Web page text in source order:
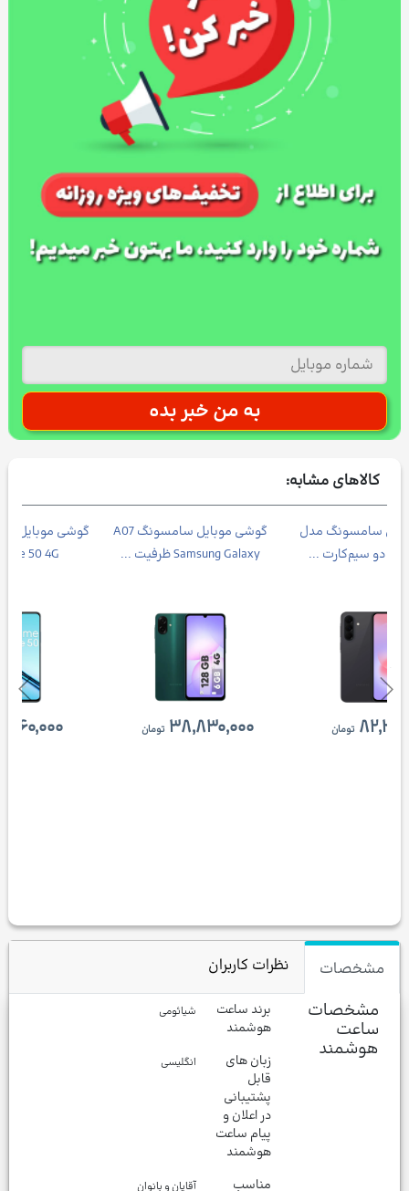
کالاهای مشابه:
گوشی موبایل سامسونگ A07
Samsung Galaxy ظرفیت ...
۳۸,۸۳۰,۰۰۰ تومان
گوشی موبایل سامسونگ مدل
Galaxy A37 دو سیم‌کارت ...
۸۲,۳۰۰,۰۰۰ تومان
مشخصات نظرات کاربران
مشخصات
ساعت
هوشمند
برند ساعت
هوشمند
شیائومی
زبان های
قابل
پشتیبانی
در اعلان و
پیام ساعت
هوشمند
انگلیسی
مناسب آقایان و بانوان